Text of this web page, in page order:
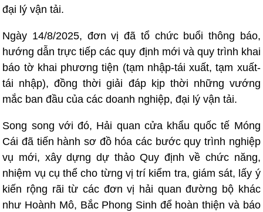
đại lý vận tải.
Ngày 14/8/2025, đơn vị đã tổ chức buổi thông báo,
hướng dẫn trực tiếp các quy định mới và quy trình khai
báo tờ khai phương tiện (tạm nhập-tái xuất, tạm xuất-
tái nhập), đồng thời giải đáp kịp thời những vướng
mắc ban đầu của các doanh nghiệp, đại lý vận tải.
Song song với đó, Hải quan cửa khẩu quốc tế Móng
Cái đã tiến hành sơ đồ hóa các bước quy trình nghiệp
vụ mới, xây dựng dự thảo Quy định về chức năng,
nhiệm vụ cụ thể cho từng vị trí kiểm tra, giám sát, lấy ý
kiến rộng rãi từ các đơn vị hải quan đường bộ khác
như Hoành Mô, Bắc Phong Sinh để hoàn thiện và báo